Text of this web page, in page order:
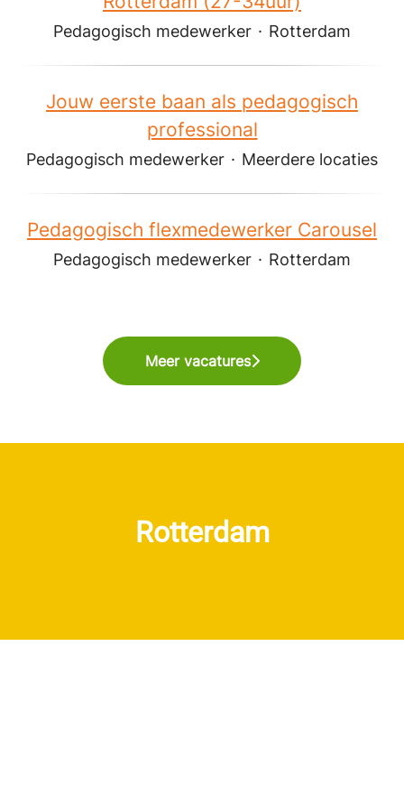
Pedagogisch medewerker · Rotterdam
Jouw eerste baan als pedagogisch
professional
Pedagogisch medewerker · Meerdere locaties
Pedagogisch flexmedewerker Carousel
Pedagogisch medewerker · Rotterdam
Meer vacatures
Rotterdam